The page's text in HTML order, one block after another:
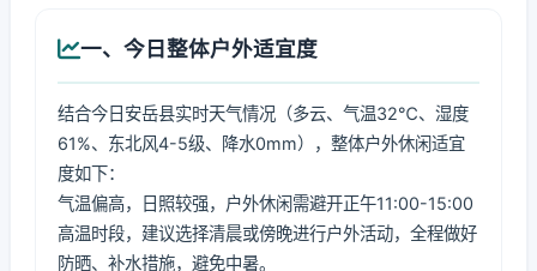
一、今日整体户外适宜度
结合今日安岳县实时天气情况（多云、气温32℃、湿度
61%、东北风4-5级、降水0mm），整体户外休闲适宜
度如下：
气温偏高，日照较强，户外休闲需避开正午11:00-15:00
高温时段，建议选择清晨或傍晚进行户外活动，全程做好
防晒、补水措施，避免中暑。